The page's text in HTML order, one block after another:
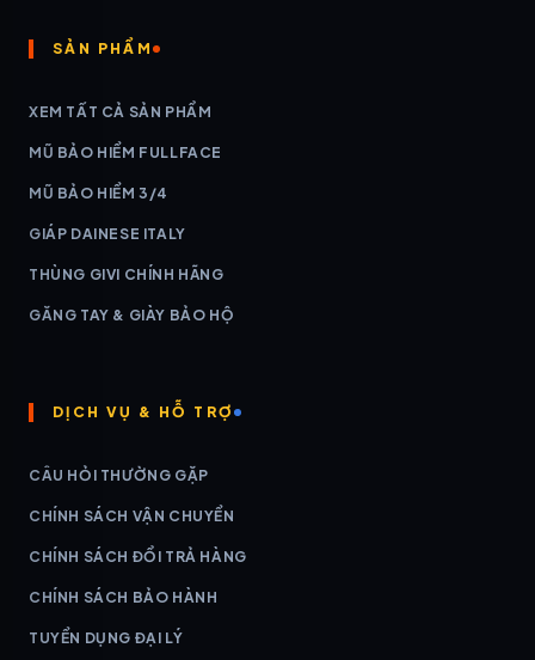
SẢN PHẨM
XEM TẤT CẢ SẢN PHẨM
MŨ BẢO HIỂM FULLFACE
MŨ BẢO HIỂM 3/4
GIÁP DAINESE ITALY
THÙNG GIVI CHÍNH HÃNG
GĂNG TAY & GIÀY BẢO HỘ
DỊCH VỤ & HỖ TRỢ
CÂU HỎI THƯỜNG GẶP
CHÍNH SÁCH VẬN CHUYỂN
CHÍNH SÁCH ĐỔI TRẢ HÀNG
CHÍNH SÁCH BẢO HÀNH
TUYỂN DỤNG ĐẠI LÝ